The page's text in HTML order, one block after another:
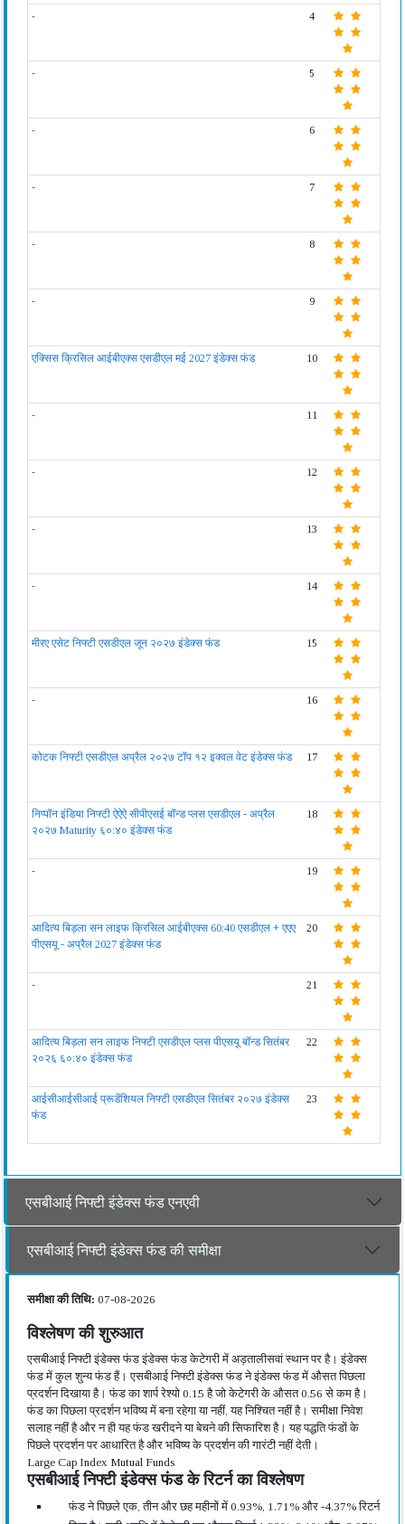
- 4
- 5
- 6
- 7
- 8
- 9
एक्सिस क्रिसिल आईबीएक्स एसडीएल मई 2027 इंडेक्स फंड 10
- 11
- 12
- 13
- 14
मीरए एसेट निफ्टी एसडीएल जून २०२७ इंडेक्स फंड 15
- 16
कोटक निफ्टी एसडीएल अप्रैल २०२७ टॉप १२ इक्वल वेट इंडेक्स फंड 17
निप्पॉन इंडिया निफ्टी ऐऐऐ सीपीएसई बॉन्ड प्लस एसडीएल - अप्रैल
२०२७ Maturity ६०:४० इंडेक्स फंड
18
- 19
आदित्य बिड़ला सन लाइफ क्रिसिल आईबीएक्स 60:40 एसडीएल + एएए
पीएसयू - अप्रैल 2027 इंडेक्स फंड
20
- 21
आदित्य बिड़ला सन लाइफ निफ्टी एसडीएल प्लस पीएसयू बॉन्ड सितंबर
२०२६ ६०:४० इंडेक्स फंड
22
आईसीआईसीआई प्रूडेंशियल निफ्टी एसडीएल सितंबर २०२७ इंडेक्स
फंड
23
एसबीआई निफ्टी इंडेक्स फंड एनएवी
एसबीआई निफ्टी इंडेक्स फंड की समीक्षा
समीक्षा की तिथि: 07-08-2026
विश्लेषण की शुरुआत
एसबीआई निफ्टी इंडेक्स फंड इंडेक्स फंड केटेगरी में अड़तालीसवां स्थान पर है। इंडेक्स
फंड में कुल शुन्य फंड हैं। एसबीआई निफ्टी इंडेक्स फंड ने इंडेक्स फंड में औसत पिछला
प्रदर्शन दिखाया है। फंड का शार्प रेश्यो 0.15 है जो केटेगरी के औसत 0.56 से कम है।
फंड का पिछला प्रदर्शन भविष्य में बना रहेगा या नहीं, यह निश्चित नहीं है। समीक्षा निवेश
सलाह नहीं है और न ही यह फंड खरीदने या बेचने की सिफारिश है। यह पद्धति फंडों के
पिछले प्रदर्शन पर आधारित है और भविष्य के प्रदर्शन की गारंटी नहीं देती।
Large Cap Index Mutual Funds
एसबीआई निफ्टी इंडेक्स फंड के रिटर्न का विश्लेषण
फंड ने पिछले एक, तीन और छह महीनों में 0.93%, 1.71% और -4.37% रिटर्न